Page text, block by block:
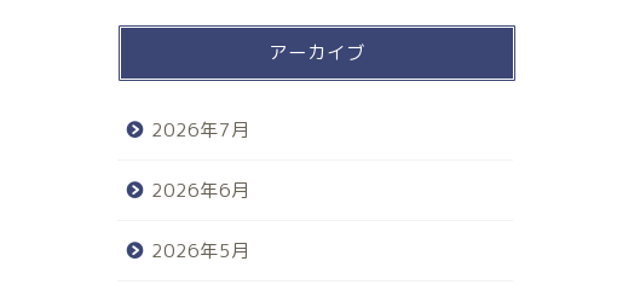
アーカイブ
2026年7月
2026年6月
2026年5月